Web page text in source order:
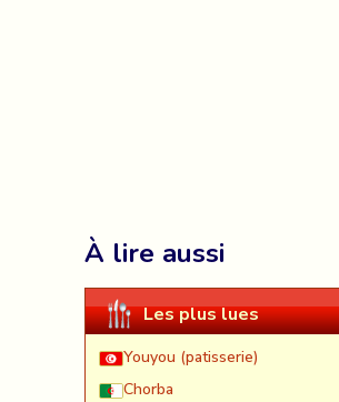
À lire aussi
Les plus lues
Youyou (patisserie)
Chorba